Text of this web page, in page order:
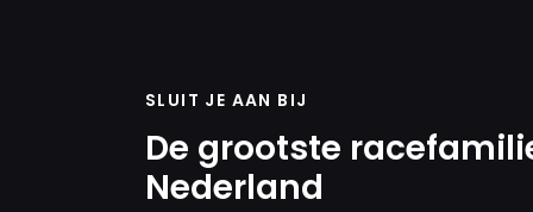
SLUIT JE AAN BIJ
De grootste
Nederland